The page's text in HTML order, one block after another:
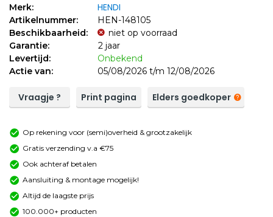
Merk: HENDI
Artikelnummer:
HEN-148105
Beschikbaarheid:
niet op voorraad
Garantie:
2 jaar
Levertijd:
Onbekend
Actie van:
05/08/2026 t/m 12/08/2026
Vraagje ? Print pagina Elders goedkoper
Op rekening voor (semi)overheid & grootzakelijk
Gratis verzending v.a €75
Ook achteraf betalen
Aansluiting & montage mogelijk!
Altijd de laagste prijs
100.000+ producten